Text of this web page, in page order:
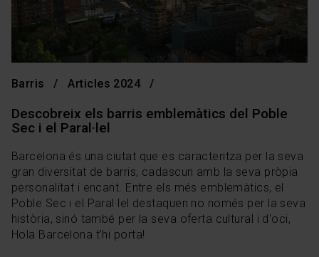
Barris Articles 2024
Descobreix els barris emblemàtics del Poble
Sec i el Paral·lel
Barcelona és una ciutat que es caracteritza per la seva
gran diversitat de barris, cadascun amb la seva pròpia
personalitat i encant. Entre els més emblemàtics, el
Poble Sec i el Paral·lel destaquen no només per la seva
història, sinó també per la seva oferta cultural i d'oci,
Hola Barcelona t’hi porta!